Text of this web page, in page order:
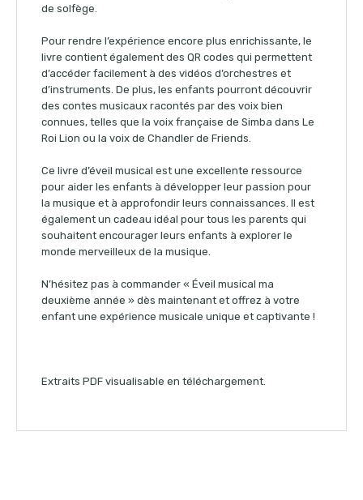
de solfège.
Pour rendre l’expérience encore plus enrichissante, le
livre contient également des QR codes qui permettent
d’accéder facilement à des vidéos d’orchestres et
d’instruments. De plus, les enfants pourront découvrir
des contes musicaux racontés par des voix bien
connues, telles que la voix française de Simba dans Le
Roi Lion ou la voix de Chandler de Friends.
Ce livre d’éveil musical est une excellente ressource
pour aider les enfants à développer leur passion pour
la musique et à approfondir leurs connaissances. Il est
également un cadeau idéal pour tous les parents qui
souhaitent encourager leurs enfants à explorer le
monde merveilleux de la musique.
N’hésitez pas à commander « Éveil musical ma
deuxième année » dès maintenant et offrez à votre
enfant une expérience musicale unique et captivante !
Extraits PDF visualisable en téléchargement.